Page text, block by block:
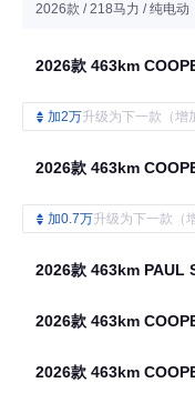
2026款 / 218马力 / 纯电动
2026款 463km
加2万升级为下一款（增
2026款 463km
加0.7万升级为下一款（
2026款 463km PAUL
2026款 463km
2026款 463km